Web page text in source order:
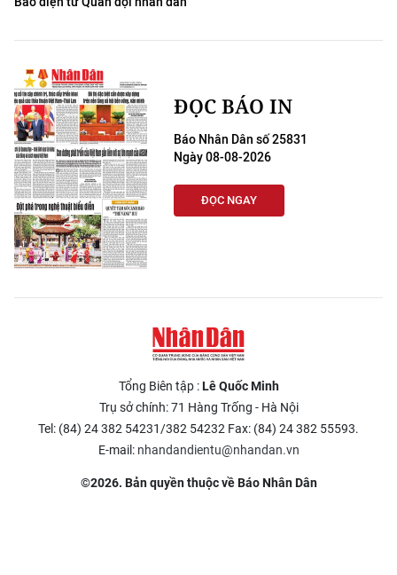
ĐỌC BÁO IN
Báo Nhân Dân số 25831
Ngày 08-08-2026
ĐỌC NGAY
Tổng Biên tập :Lê Quốc Minh
Trụ sở chính: 71 Hàng Trống - Hà Nội
Tel: (84) 24 382 54231/382 54232 Fax: (84) 24 382 55593.
E-mail: nhandandientu@nhandan.vn
©2026. Bản quyền thuộc về Báo Nhân Dân